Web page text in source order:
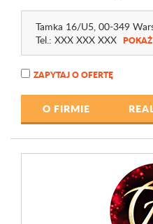
Tamka 16/U5, 00-349
Tel.: XXX XXX XXX POKAŻ
ZAPYTAJ O OFERTĘ
O FIRMIE